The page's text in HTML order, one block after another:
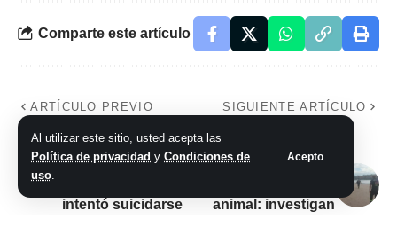
Al utilizar este sitio, usted acepta las
Política de privacidad y Condiciones de
uso.
Acepto
Comparte este artículo
ARTÍCULO PREVIO
matar»: un hombre
atacó a disparos a
intentó suicidarse
SIGUIENTE ARTÍCULO
México tras ser
animal: investigan